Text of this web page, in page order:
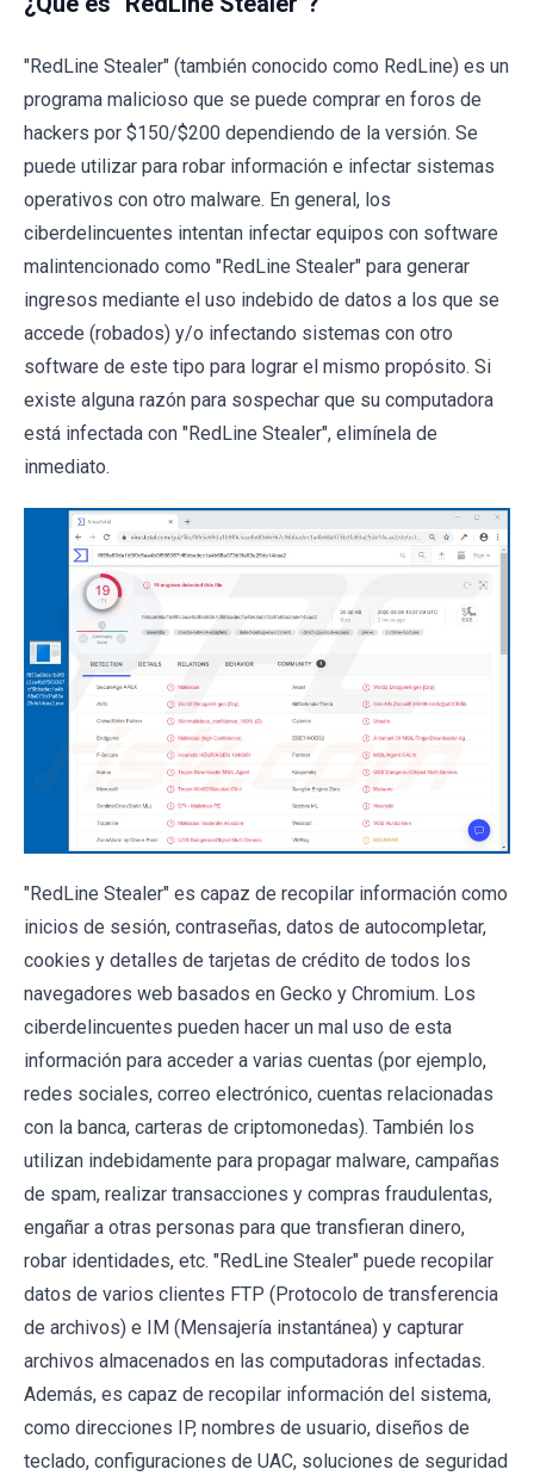
"RedLine Stealer" (también conocido como RedLine) es un
programa malicioso que se puede comprar en foros de
hackers por $150/$200 dependiendo de la versión. Se
puede utilizar para robar información e infectar sistemas
operativos con otro malware. En general, los
ciberdelincuentes intentan infectar equipos con software
malintencionado como "RedLine Stealer" para generar
ingresos mediante el uso indebido de datos a los que se
accede (robados) y/o infectando sistemas con otro
software de este tipo para lograr el mismo propósito. Si
existe alguna razón para sospechar que su computadora
está infectada con "RedLine Stealer", elimínela de
inmediato.
"RedLine Stealer" es capaz de recopilar información como
inicios de sesión, contraseñas, datos de autocompletar,
cookies y detalles de tarjetas de crédito de todos los
navegadores web basados ​​en Gecko y Chromium. Los
ciberdelincuentes pueden hacer un mal uso de esta
información para acceder a varias cuentas (por ejemplo,
redes sociales, correo electrónico, cuentas relacionadas
con la banca, carteras de criptomonedas). También los
utilizan indebidamente para propagar malware, campañas
de spam, realizar transacciones y compras fraudulentas,
engañar a otras personas para que transfieran dinero,
robar identidades, etc. "RedLine Stealer" puede recopilar
datos de varios clientes FTP (Protocolo de transferencia
de archivos) e IM (Mensajería instantánea) y capturar
archivos almacenados en las computadoras infectadas.
Además, es capaz de recopilar información del sistema,
como direcciones IP, nombres de usuario, diseños de
teclado, configuraciones de UAC, soluciones de seguridad